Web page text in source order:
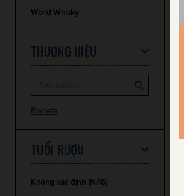
World Whisky
THƯƠNG HIỆU
Planeta
TUỔI RƯỢU
Không xác định (NAS)